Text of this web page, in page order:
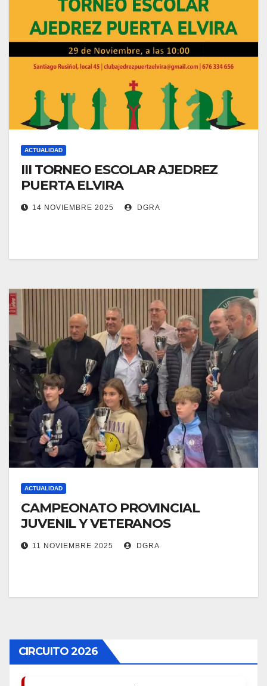
ACTUALIDAD
III TORNEO ESCOLAR AJEDREZ
PUERTA ELVIRA
14 NOVIEMBRE 2025 DGRA
ACTUALIDAD
CAMPEONATO PROVINCIAL
JUVENIL Y VETERANOS
11 NOVIEMBRE 2025 DGRA
CIRCUITO 2026